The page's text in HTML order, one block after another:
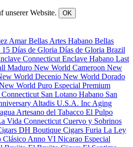
unserer Website. OK
AmarBellas Artes Habano Bellas
15 Días de Gloria Días de Gloria Brazil
Connecticut Enclave Habano Last
Maduro New World Cameroon New
World Decenio New World Dorado
World Puro Especial Premium
San Lotano Habano San
Altadis U.S.A. Inc Aging
Artesano del Tabacco El Pulpo
Vida Connecticut Cuervo y Sobrinos
DH Boutique Cigars Furia La Ley
Clásico Anno VI Nicarao Especial